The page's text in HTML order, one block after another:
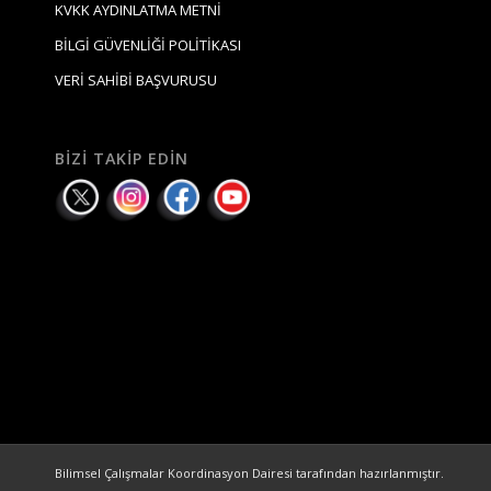
KVKK AYDINLATMA METNİ
BİLGİ GÜVENLİĞİ POLİTİKASI
VERİ SAHİBİ BAŞVURUSU
BIZI TAKIP EDIN
Bilimsel Çalışmalar Koordinasyon Dairesi tarafından hazırlanmıştır.